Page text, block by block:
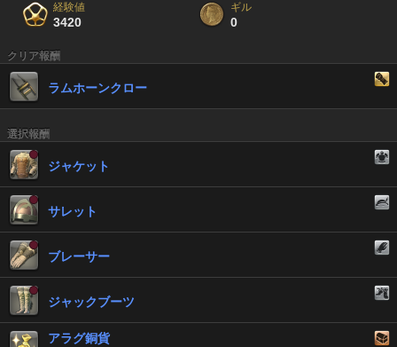
経験値
3420
ギル
0
クリア報酬
ラムホーンクロー
選択報酬
ジャケット
サレット
ブレーサー
ジャックブーツ
アラグ銅貨